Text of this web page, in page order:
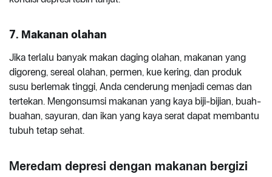
7. Makanan olahan
Jika terlalu banyak makan daging olahan, makanan yang
digoreng, sereal olahan, permen, kue kering, dan produk
susu berlemak tinggi, Anda cenderung menjadi cemas dan
tertekan. Mengonsumsi makanan yang kaya biji-bijian, buah-
buahan, sayuran, dan ikan yang kaya serat dapat membantu
tubuh tetap sehat.
Meredam depresi dengan makanan bergizi